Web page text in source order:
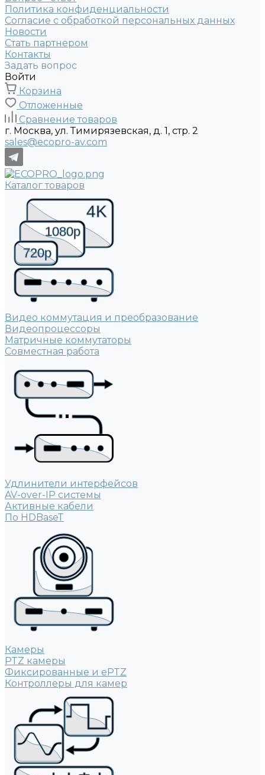
Политика конфиденциальности
Согласие с обработкой персональных данных
Новости
Стать партнером
Контакты
Задать вопрос
Войти
Корзина
Отложенные
Сравнение товаров
г. Москва, ул. Тимирязевская, д. 1, стр. 2
sales@ecopro-av.com
Каталог товаров
1080p
4K
720p
Видео коммутация и преобразование
Видеопроцессоры
Матричные коммутаторы
Совместная работа
Удлинители интерфейсов
AV-over-IP системы
Активные кабели
По HDBaseT
Камеры
PTZ камеры
Фиксированные и ePTZ
Контроллеры для камер